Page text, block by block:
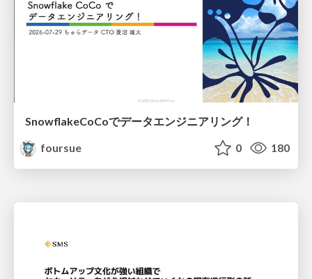
SnowflakeCoCoでデータエンジニアリング！
foursue
0 180